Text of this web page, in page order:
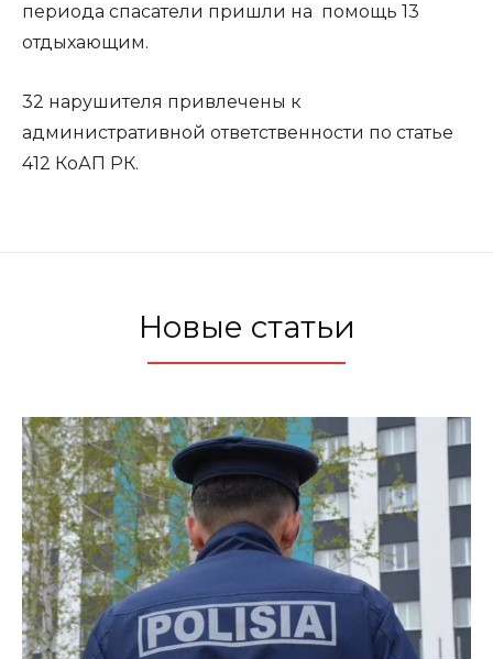
периода спасатели пришли на помощь 13
отдыхающим.
32 нарушителя привлечены к
административной ответственности по статье
412 КоАП РК.
Новые статьи